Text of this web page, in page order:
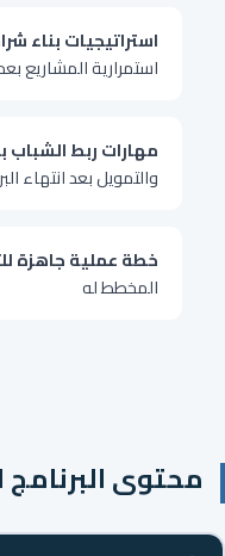
استراتيجيات بناء
استمرارية المشاريع
مهارات ربط
والتمويل بعد انتهاء
خطة عملية جاهزة
المخطط له
محتوى